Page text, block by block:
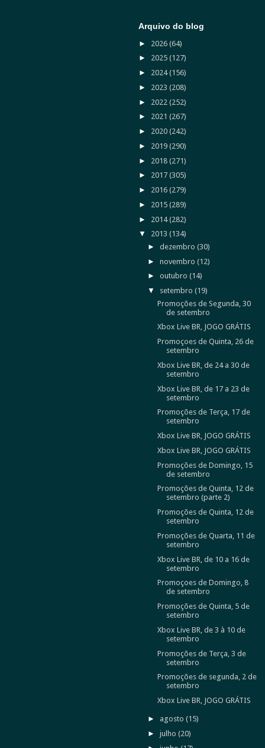
Arquivo do blog
► 2026 (64)
► 2025 (127)
► 2024(156)
► 2023 (208)
► 2022 (252)
► 2021 (267)
► 2020 (242)
► 2019 (290)
► 2018 (271)
► 2017 (305)
► 2016 (279)
► 2015 (289)
► 2014(282)
▼ 2013 (134)
►dezembro(30)
►novembro(12)
►outubro(14)
▼ setembro(19)
Promoções de Segunda, 30
de setembro
Xbox Live BR, JOGO GRÁTIS
Promoçoes de Quinta, 26 de
setembro
Xbox Live BR, de 24 a 30 de
setembro
Xbox Live BR, de 17 a 23 de
setembro
Promoções de Terça, 17 de
setembro
Xbox Live BR, JOGO GRÁTIS
Xbox Live BR, JOGO GRÁTIS
Promoções de Domingo, 15
de setembro
Promoções de Quinta, 12 de
setembro (parte 2)
Promoções de Quinta, 12 de
setembro
Promoções de Quarta, 11 de
setembro
Xbox Live BR, de 10 a 16 de
setembro
Promoçoes de Domingo, 8
de setembro
Promoções de Quinta, 5 de
setembro
Xbox Live BR, de 3 à 10 de
setembro
Promoções de Terça, 3 de
setembro
Promoções de segunda, 2 de
setembro
Xbox Live BR, JOGO GRÁTIS
► agosto(15)
►julho(20)